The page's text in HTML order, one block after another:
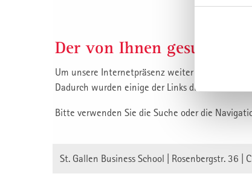
Der von Ihnen gesuchte
Um unsere Internetpräsenz weiter zu
Dadurch wurden einige der Links die auf unsere
Bitte verwenden Sie die Suche oder die
St. Gallen Business School | Rosenbergstr. 36 |